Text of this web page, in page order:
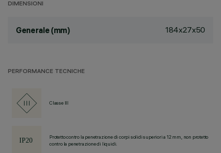
DIMENSIONI
Generale (mm) 184x27x50
PERFORMANCE TECNICHE
Classe III
Protetto contro la penetrazione di corpi solidi superiori a 12 mm, non protetto
contro la penetrazione di liquidi.